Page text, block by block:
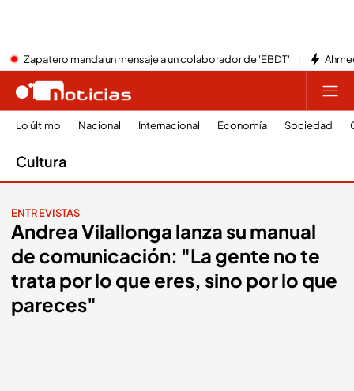
Zapatero manda un mensaje a un colaborador de 'EBDT'
Lo último Nacional Internacional Economía Sociedad
Cultura
ENTREVISTAS
Andrea Vilallonga lanza su manual
de comunicación: "La gente no te
trata por lo que eres, sino por lo que
pareces"